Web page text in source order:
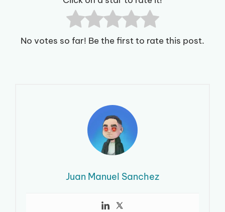
No votes so far! Be the first to rate this post.
Juan Manuel Sanchez